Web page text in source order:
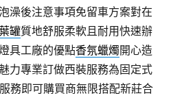
澡後注意事項免留車方案對在
罐質地舒服柔軟且耐用快速辦
具工廠的優點香氛蠟燭開心造
力專業訂做西裝服務為固定式
務即可購買商無限搭配新莊合